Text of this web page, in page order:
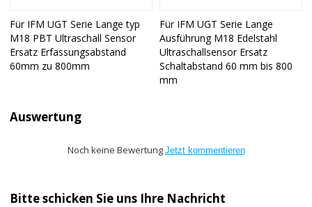
Für IFM UGT Serie Lange typ
M18 PBT Ultraschall Sensor
Ersatz Erfassungsabstand
60mm zu 800mm
Für IFM UGT Serie Lange
Ausführung M18 Edelstahl
Ultraschallsensor Ersatz
Schaltabstand 60 mm bis 800
mm
Auswertung
Noch keine Bewertung Jetzt kommentieren
Bitte schicken Sie uns Ihre Nachricht